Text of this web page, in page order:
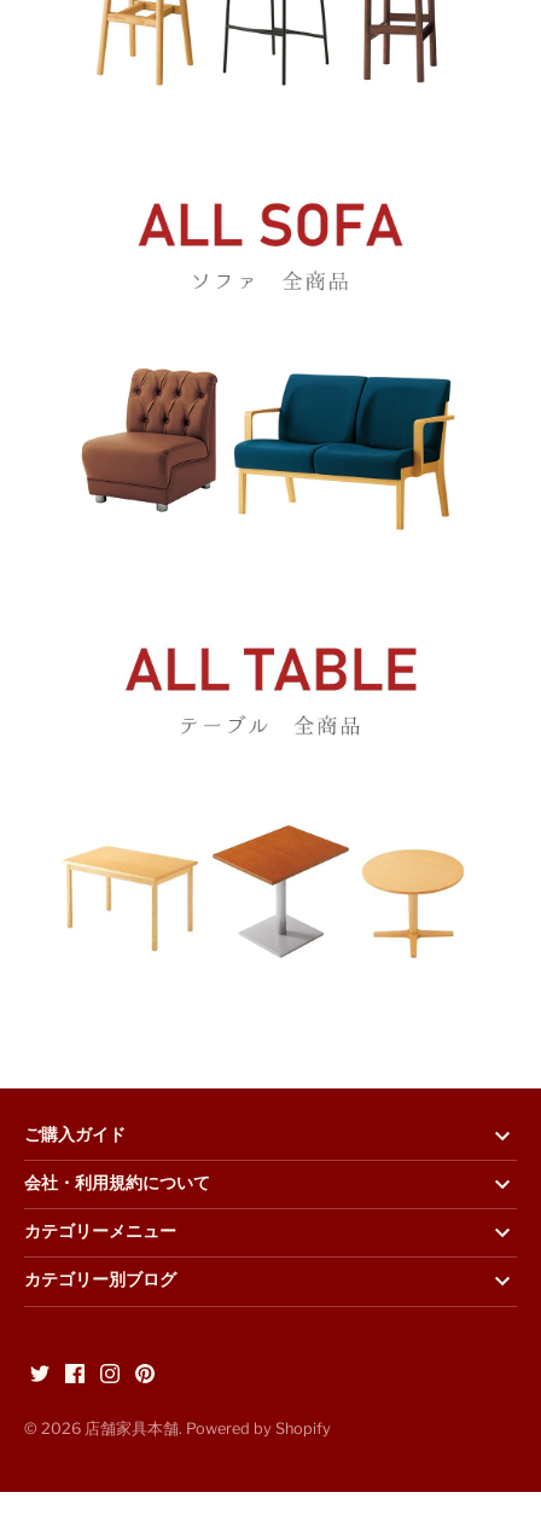
ご購入ガイド
会社・利用規約について
カテゴリーメニュー
カテゴリー別ブログ
© 2026 店舗家具本舗. Powered by Shopify